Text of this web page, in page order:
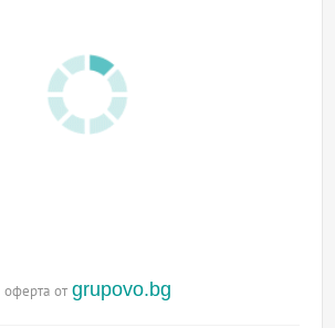
оферта от grupovo.bg